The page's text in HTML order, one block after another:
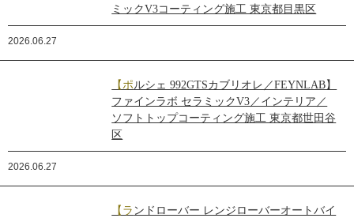
ミックV3コーティング施工 東京都目黒区
2026.06.27
【ポルシェ 992GTSカブリオレ／FEYNLAB】
ファインラボ セラミックV3／インテリア／
ソフトトップコーティング施工 東京都世田谷
区
2026.06.27
【ランドローバー レンジローバーオートバイ